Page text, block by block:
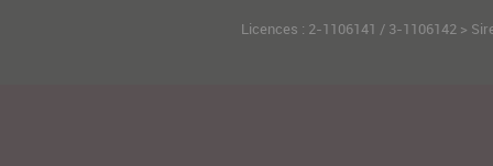
Licences : 2-1106141 / 3-1106142 >